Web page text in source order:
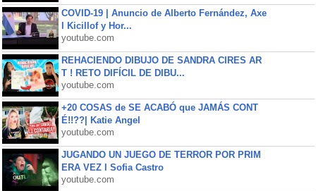
COVID-19 | Anuncio de Alberto Fernández, Axe
l Kicillof y Hor...
youtube.com
REHACIENDO DIBUJO DE SANDRA CIRES AR
T ! RETO DIFÍCIL DE DIBU...
youtube.com
+20 COSAS de SE ACABÓ que JAMÁS CONT
É!!??| Katie Angel
youtube.com
JUGANDO UN JUEGO DE TERROR POR PRIM
ERA VEZ l Sofia Castro
youtube.com